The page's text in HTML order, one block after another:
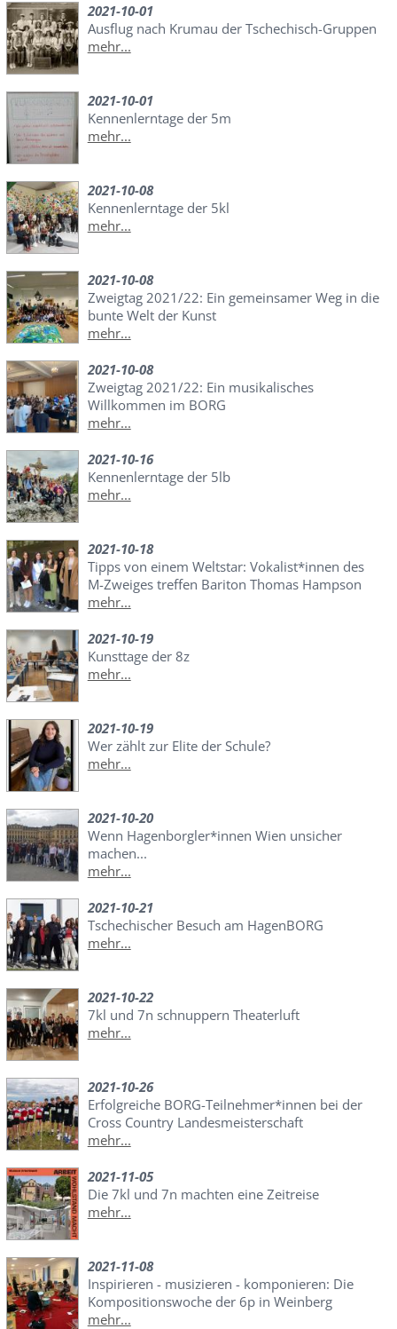
2021-10-01
Ausflug nach Krumau der Tschechisch-Gruppen
mehr...
2021-10-01
Kennenlerntage der 5m
mehr...
2021-10-08
Kennenlerntage der 5kl
mehr...
2021-10-08
Zweigtag 2021/22: Ein gemeinsamer Weg in die
bunte Welt der Kunst
mehr...
2021-10-08
Zweigtag 2021/22: Ein musikalisches
Willkommen im BORG
mehr...
2021-10-16
Kennenlerntage der 5lb
mehr...
2021-10-18
Tipps von einem Weltstar: Vokalist*innen des
M-Zweiges treffen Bariton Thomas Hampson
mehr...
2021-10-19
Kunsttage der 8z
mehr...
2021-10-19
Wer zählt zur Elite der Schule?
mehr...
2021-10-20
Wenn Hagenborgler*innen Wien unsicher
machen...
mehr...
2021-10-21
Tschechischer Besuch am HagenBORG
mehr...
2021-10-22
7kl und 7n schnuppern Theaterluft
mehr...
2021-10-26
Erfolgreiche BORG-Teilnehmer*innen bei der
Cross Country Landesmeisterschaft
mehr...
2021-11-05
Die 7kl und 7n machten eine Zeitreise
mehr...
2021-11-08
Inspirieren - musizieren - komponieren: Die
Kompositionswoche der 6p in Weinberg
mehr...